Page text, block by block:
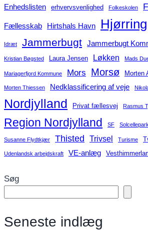
Enhedslisten erhvervsvenlighed Folkeskolen
Fællesskab Hirtshals Havn Hjørring
Idræt Jammerbugt Jammerbugt
Kristian Bøgsted Laura Jensen Løkken Mads
Mariagerfjord Kommune Mors Morsø Morten
Morten Thiessen Nedklassificering af veje
Nordjylland Privat fællesvej Rasmus
Region Nordjylland SF
Susanne Flydtkjær Thisted Trivsel Turisme
Udenlandsk arbejdskraft VE-anlæg
Søg
Seneste indlæg